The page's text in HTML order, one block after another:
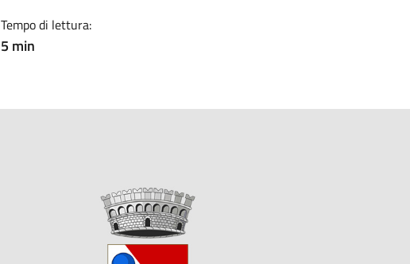
Tempo di lettura:
5 min